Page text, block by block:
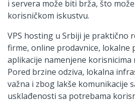
i servera može biti brža, što
korisničkom iskustvu.
VPS hosting u Srbiji je praktično
firme, online prodavnice, lokalne
aplikacije namenjene korisnicima
Pored brzine odziva, lokalna
važna i zbog lakše komunikacije
usklađenosti sa potrebama